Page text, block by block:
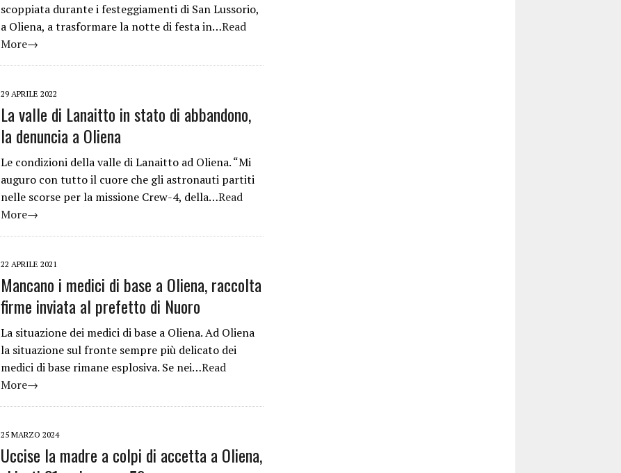
scoppiata durante i festeggiamenti di San Lussorio,
a Oliena, a trasformare la notte di festa in…Read
More→
29 APRILE 2022
La valle di Lanaitto in stato di abbandono,
la denuncia a Oliena
Le condizioni della valle di Lanaitto ad Oliena. “Mi
auguro con tutto il cuore che gli astronauti partiti
nelle scorse per la missione Crew-4, della…Read
More→
22 APRILE 2021
Mancano i medici di base a Oliena, raccolta
firme inviata al prefetto di Nuoro
La situazione dei medici di base a Oliena. Ad Oliena
la situazione sul fronte sempre più delicato dei
medici di base rimane esplosiva. Se nei…Read
More→
25 MARZO 2024
Uccise la madre a colpi di accetta a Oliena,